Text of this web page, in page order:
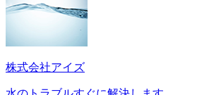
株式会社アイズ